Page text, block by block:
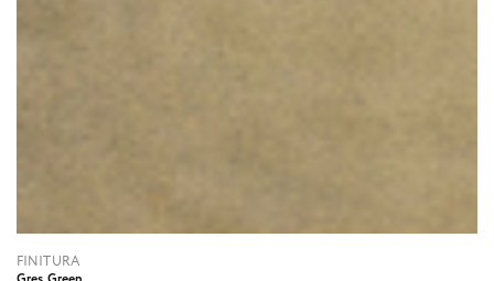
FINITURA